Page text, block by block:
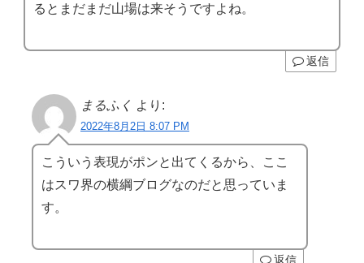
るとまだまだ山場は来そうですよね。
返信
まるふく より:
2022年8月2日 8:07 PM
こういう表現がポンと出てくるから、ここ
はスワ界の横綱ブログなのだと思っていま
す。
返信